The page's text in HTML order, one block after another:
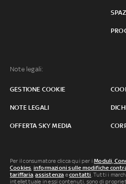
Note legali:
GESTIONE COOKIE
NOTE LEGALI
OFFERTA SKY MEDIA
Per il consumatore clicca qui per iModuli,
Cookies, informazioni sulle modifiche
tariffaria,assistenza econtatti. Tutti i
intellettuale in essi contenuti, sono di